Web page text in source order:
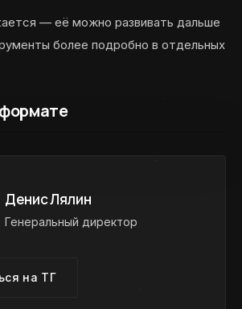
— её можно развивать дальше
более подробно в отдельных
Денис Лялин
Генеральный директор
на ТГ